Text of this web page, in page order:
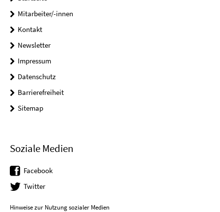
Mitarbeiter/-innen
Kontakt
Newsletter
Impressum
Datenschutz
Barrierefreiheit
Sitemap
Soziale Medien
Facebook
Twitter
Hinweise zur Nutzung sozialer Medien